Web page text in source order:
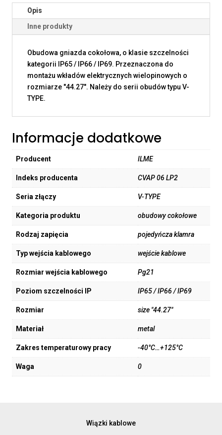
Opis
Inne produkty
Obudowa gniazda cokołowa, o klasie szczelności
kategorii IP65 / IP66 / IP69. Przeznaczona do
montażu wkładów elektrycznych wielopinowych o
rozmiarze "44.27". Należy do serii obudów typu V-
TYPE.
Informacje dodatkowe
Producent ILME
Indeks producenta CVAP 06 LP2
Seria złączy V-TYPE
Kategoria produktu obudowy cokołowe
Rodzaj zapięcia pojedyńcza klamra
Typ wejścia kablowego wejście kablowe
Rozmiar wejścia kablowego Pg21
Poziom szczelności IP IP65 / IP66 / IP69
Rozmiar size "44.27"
Materiał metal
Zakres temperaturowy pracy -40°C…+125°C
Waga 0
Wiązki kablowe